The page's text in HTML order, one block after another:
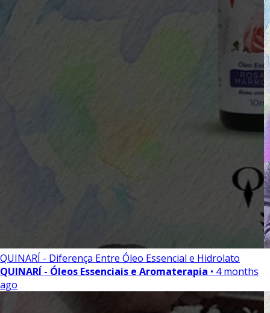
QUINARÍ - Diferença Entre Óleo Essencial e Hidrolato
QUINARÍ - Óleos Essenciais e Aromaterapia • 4 months
ago